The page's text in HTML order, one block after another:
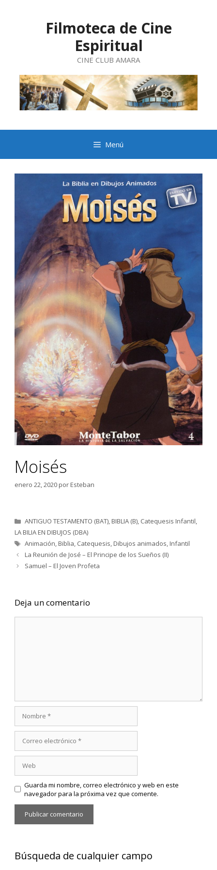
Filmoteca de Cine
Espiritual
CINE CLUB AMARA
Menú
Moisés
enero 22, 2020porEsteban
Categorías
ANTIGUO TESTAMENTO (BAT),BIBLIA (B), Catequesis Infantil,
LA BILIA EN DIBUJOS (DBA)
Etiquetas
Animación,Biblia, Catequesis,Dibujos animados,Infantil
La Reunión de José – El Principe de los Sueños (II)
Samuel – El Joven Profeta
Deja un comentario
electrónico
Guarda mi nombre, correo electrónico y web en este
navegador para la próxima vez que comente.
Búsqueda de cualquier campo